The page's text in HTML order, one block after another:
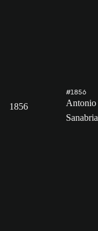
1856
#1856
Antonio
Sanabria